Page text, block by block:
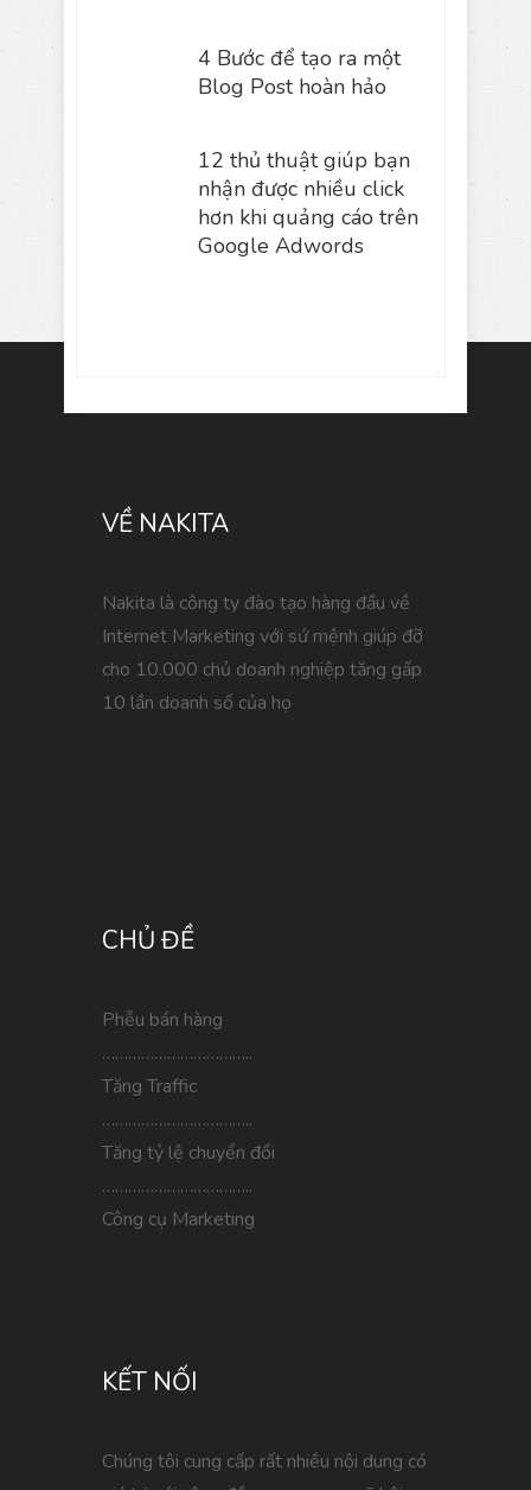
4 Bước để tạo ra một
Blog Post hoàn hảo
12 thủ thuật giúp bạn
nhận được nhiều click
hơn khi quảng cáo trên
Google Adwords
VỀ NAKITA
Nakita là công ty đào tạo hàng đầu về
Internet Marketing với sứ mệnh giúp đỡ
cho 10.000 chủ doanh nghiệp tăng gấp
10 lần doanh số của họ
CHỦ ĐỀ
Phễu bán hàng
……………………………..
Tăng Traffic
……………………………..
Tăng tỷ lệ chuyển đổi
……………………………..
Công cụ Marketing
KẾT NỐI
Chúng tôi cung cấp rất nhiều nội dung có